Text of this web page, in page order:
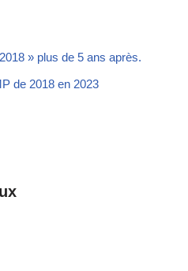
» plus de 5 ans après.
de 2018 en 2023